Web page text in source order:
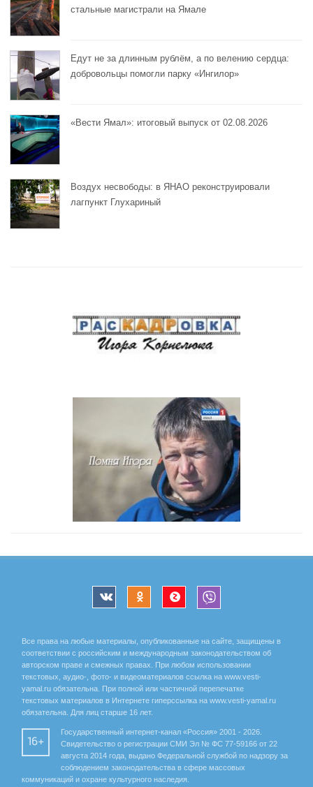
стальные магистрали на Ямале
Едут не за длинным рублём, а по велению сердца:
добровольцы помогли парку «Ингилор»
«Вести Ямал»: итоговый выпуск от 02.08.2026
Воздух несвободы: в ЯНАО реконструировали
лагпункт Глухариный
Все права на любые материалы, опубликованные на сайте, защищены в
соответствии с российским и международным законодательством об
авторском праве и смежных правах. При любом использовании
текстовых, аудио-, фото- и видеоматериалов ссылка на www.vesti-
yamal.ru обязательна. При полной или частичной перепечатке
текстовых материалов в Интернете гиперссылка на www.vesti-yamal.ru
обязательна. Для лиц старше 16 лет.
16+
Государственный интернет-канал «Россия» 2001 - 2026.
Свидетельство о регистрации СМИ Эл № ФС 77-59166 от 22
августа 2014 года, выдано Федеральной службой по надзору за
соблюдением законодательства в сфере массовых
коммуникаций и охране культурного наследия.